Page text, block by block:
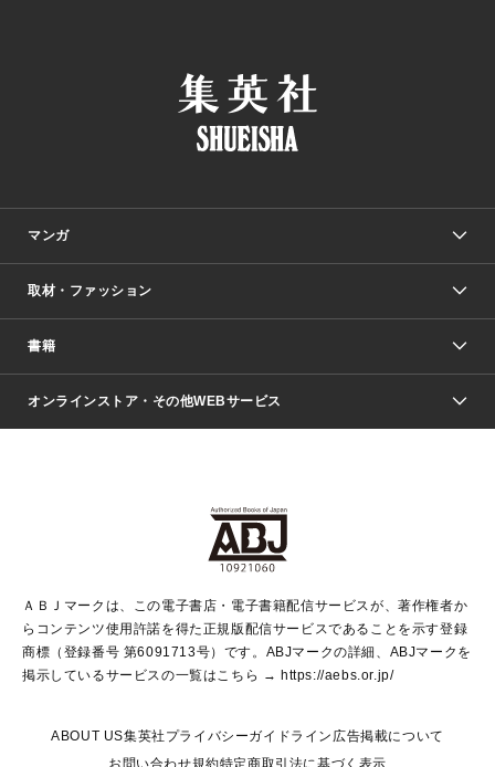
マンガ
少年マンガ
Vジャンプ
ジャンプルーキー！
ジャンプTOON
S-MANGA
集英社ジャンプリミックス
週刊ヤングジャンプ
ウルトラジャンプ
少女マンガ
リマコミ＋
マンガMeets
月刊オフィスユー
取材・ファッション
Seventeen
LEE
Marisol
T JAPAN:The New York Times Style Magazine
芸能・情報・スポーツ
パラスポ＋！
書籍
文芸・文庫・総合
青春と読書
アジア人物史
集英社新書
集英社新書プラス
よみタイ
ライトノベル・ノベライズ
集英社Webマガジン Cobalt
集英社オレンジ文庫
シフォン文庫
JUMP j BOOKS
集英社みらい文庫
S-KIDS.LAND
オンラインストア・その他WEBサービス
SHUEISHA MANGA-ART HERITAGE
HAPPY PLUS STORE
shueisha vox
EDITOR'S LAB
ＡＢＪマークは、この電子書店・電子書籍配信サービスが、著作権者か
らコンテンツ使用許諾を得た正規版配信サービスであることを示す登録
商標（登録番号 第6091713号）です。ABJマークの詳細、ABJマークを
掲示しているサービスの一覧はこちら → https://aebs.or.jp/
ABOUT US集英社プライバシーガイドライン 広告掲載について